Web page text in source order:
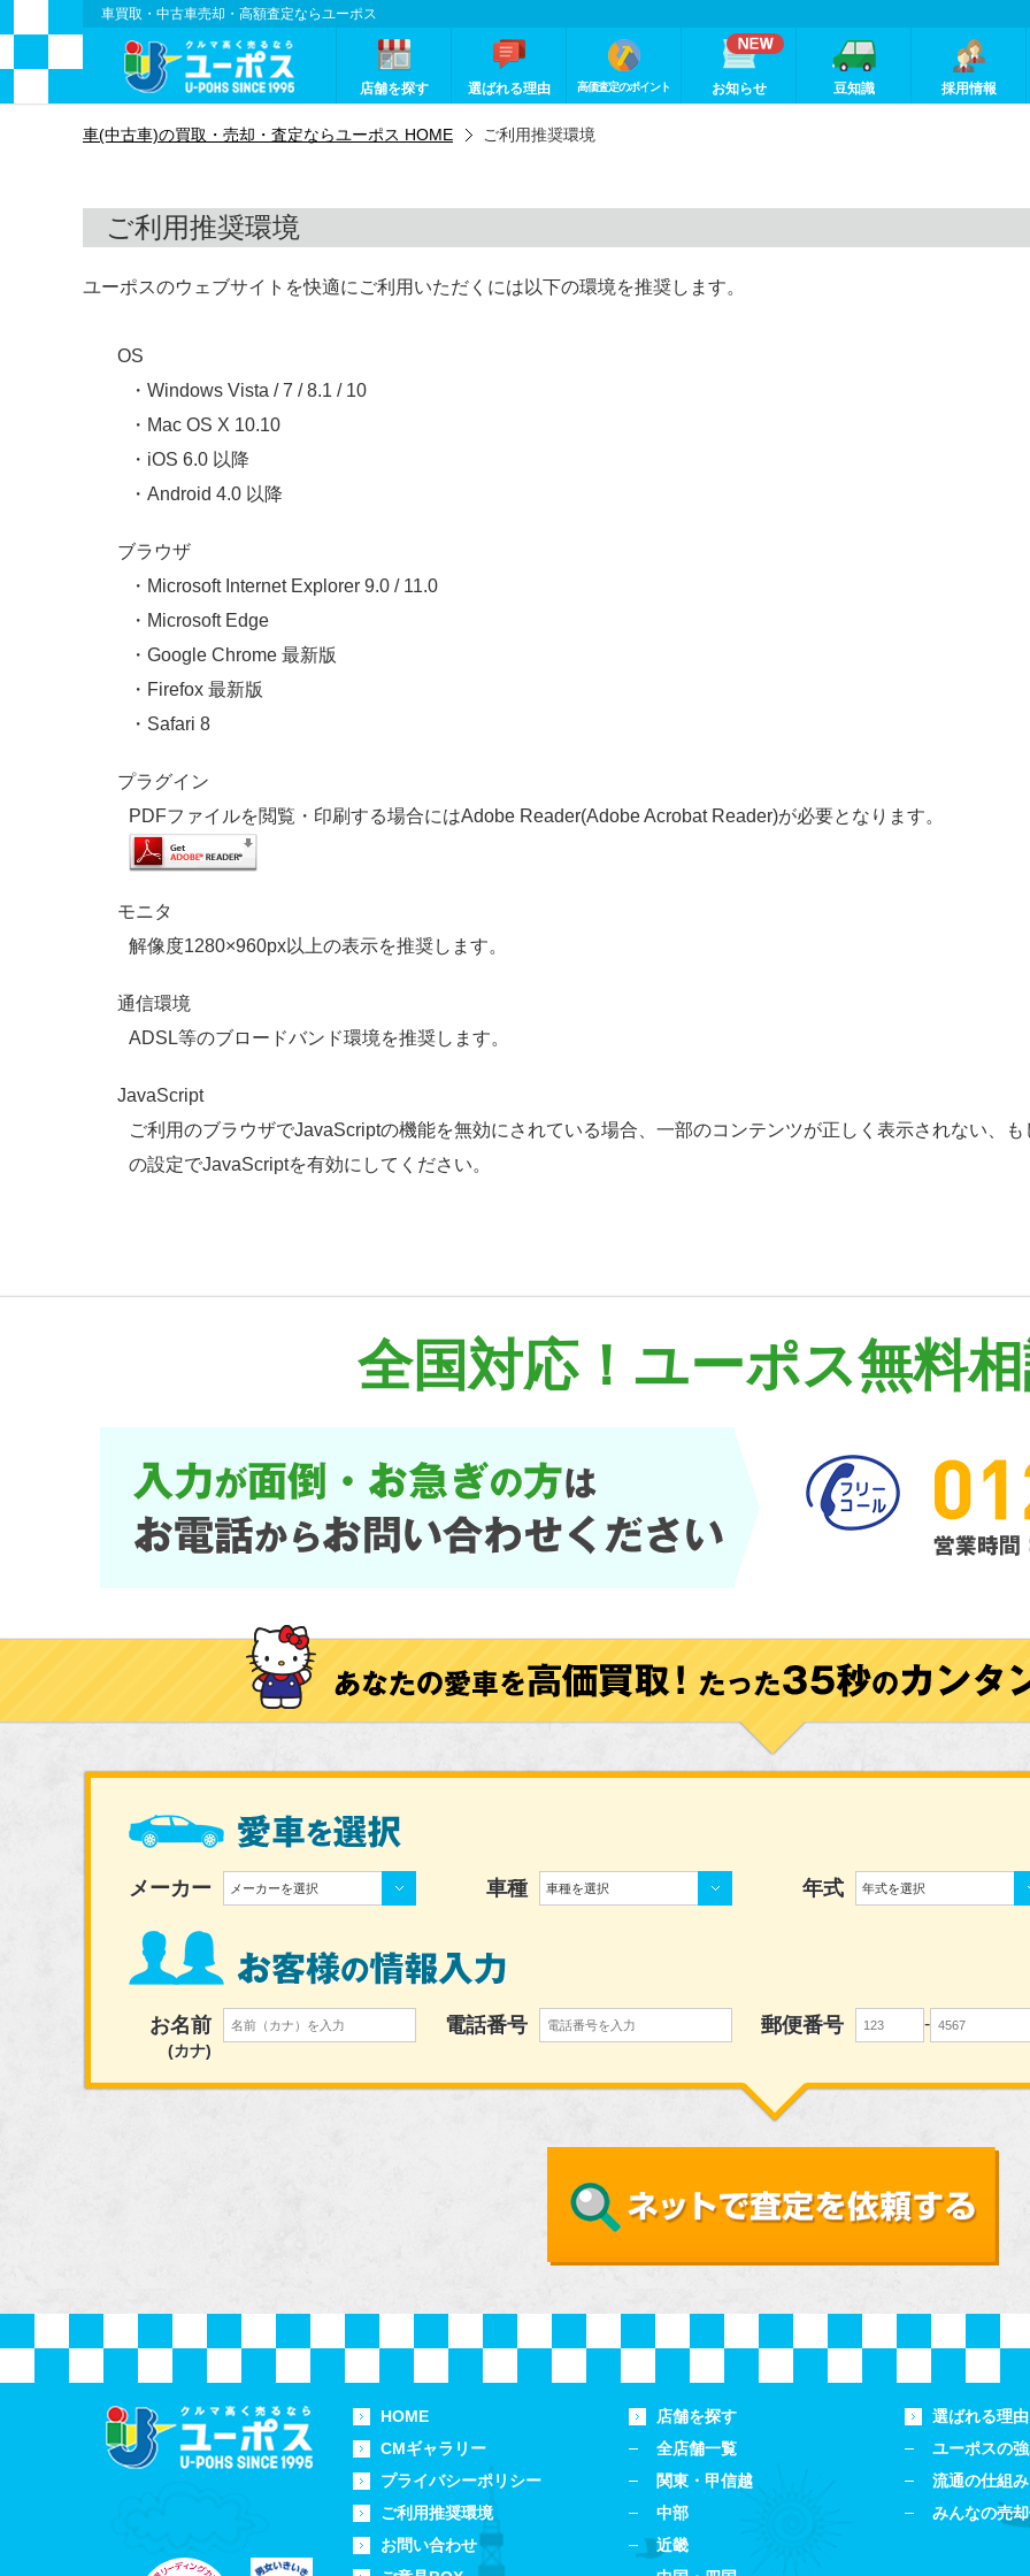
車買取・中古車売却・高額査定ならユーポス
店舗を探す 選ばれる理由 高価査定のポイント お知らせ 豆知識 採用情報
車(中古車)の買取・売却・査定ならユーポス HOME ご利用推奨環境
ご利用推奨環境
ユーポスのウェブサイトを快適にご利用いただくには以下の環境を推奨します。
OS
・Windows Vista / 7 / 8.1 / 10
・Mac OS X 10.10
・iOS 6.0 以降
・Android 4.0 以降
ブラウザ
・Microsoft Internet Explorer 9.0 / 11.0
・Microsoft Edge
・Google Chrome 最新版
・Firefox 最新版
・Safari 8
プラグイン
PDFファイルを閲覧・印刷する場合にはAdobe Reader(Adobe Acrobat Reader)が必要となります。
モニタ
解像度1280×960px以上の表示を推奨します。
通信環境
ADSL等のブロードバンド環境を推奨します。
JavaScript
ご利用のブラウザでJavaScriptの機能を無効にされている場合、一部のコンテンツが正しく表示されない、
の設定でJavaScriptを有効にしてください。
全国対応！ ユーポス無料
メーカー メーカーを選択 車種 車種を選択 年式 年式を選択
お名前
(カナ)
電話番号 郵便番号 -
HOME
CMギャラリー
プライバシーポリシー
ご利用推奨環境
お問い合わせ
店舗を探す
全店舗一覧
関東・甲信越
中部
近畿
選ばれる理由
ユーポスの
流通の仕組み
みんなの売